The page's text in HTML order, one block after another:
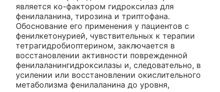
является ко-фактором гидроксилаз для
фенилаланина, тирозина и триптофана.
Обоснование его применения у пациентов с
фенилкетонурией, чувствительных к терапии
тетрагидробиоптерином, заключается в
восстановлении активности поврежденной
фенилаланингидроксилазы и, следовательно, в
усилении или восстановлении окислительного
метаболизма фенилаланина до уровня,